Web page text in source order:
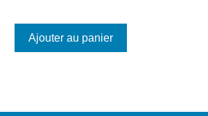
Ajouter au panier